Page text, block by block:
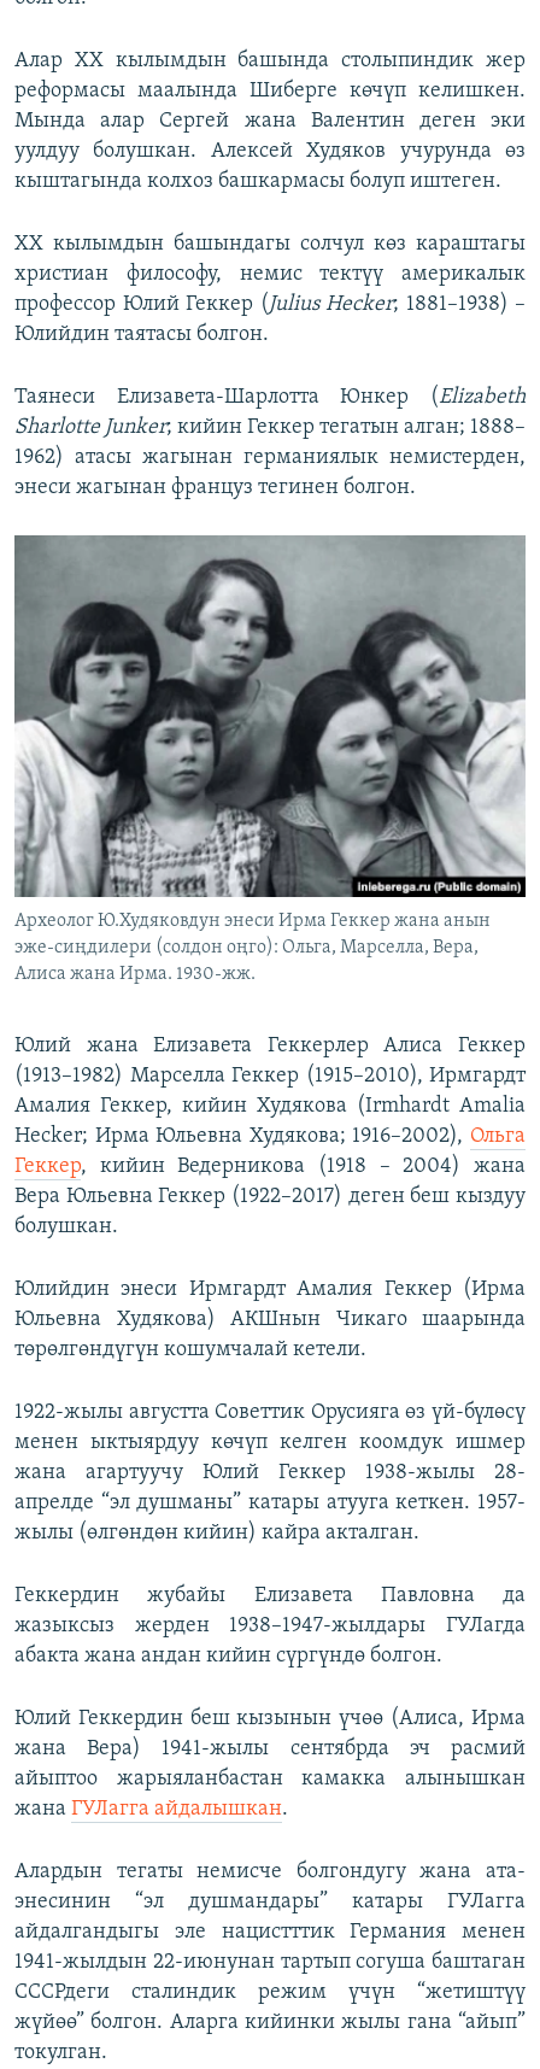
Алар XX кылымдын башында столыпиндик жер
реформасы маалында Шиберге көчүп келишкен.
Мында алар Сергей жана Валентин деген эки
уулдуу болушкан. Алексей Худяков учурунда өз
кыштагында колхоз башкармасы болуп иштеген.
XX кылымдын башындагы солчул көз караштагы
христиан философу, немис тектүү америкалык
профессор Юлий Геккер ( Julius Hecker; 1881–1938) –
Юлийдин таятасы болгон.
Таянеси Елизавета-Шарлотта Юнкер (Elizabeth
Sharlotte Junker; кийин Геккер тегатын алган; 1888–
1962) атасы жагынан германиялык немистерден,
энеси жагынан француз тегинен болгон.
Археолог Ю.Худяковдун энеси Ирма Геккер жана анын
эже-сиңдилери (солдон оңго): Ольга, Марселла, Вера,
Алиса жана Ирма. 1930-жж.
Юлий жана Елизавета Геккерлер Алиса Геккер
(1913–1982) Марселла Геккер (1915–2010), Ирмгардт
Амалия Геккер, кийин Худякова (Irmhardt Amalia
Hecker; Ирма Юльевна Худякова; 1916–2002), Ольга
Геккер, кийин Ведерникова (1918 – 2004) жана
Вера Юльевна Геккер (1922–2017) деген беш кыздуу
болушкан.
Юлийдин энеси Ирмгардт Амалия Геккер (Ирма
Юльевна Худякова) АКШнын Чикаго шаарында
төрөлгөндүгүн кошумчалай кетели.
1922-жылы августта Советтик Орусияга өз үй-бүлөсү
менен ыктыярдуу көчүп келген коомдук ишмер
жана агартуучу Юлий Геккер 1938-жылы 28-
апрелде “эл душманы” катары атууга кеткен. 1957-
жылы (өлгөндөн кийин) кайра акталган.
Геккердин жубайы Елизавета Павловна да
жазыксыз жерден 1938–1947-жылдары ГУЛагда
абакта жана андан кийин сүргүндө болгон.
Юлий Геккердин беш кызынын үчөө (Алиса, Ирма
жана Вера) 1941-жылы сентябрда эч расмий
айыптоо жарыяланбастан камакка алынышкан
жана ГУЛагга айдалышкан.
Алардын тегаты немисче болгондугу жана ата-
энесинин “эл душмандары” катары ГУЛагга
айдалгандыгы эле нацистттик Германия менен
1941-жылдын 22-июнунан тартып согуша баштаган
СССРдеги сталиндик режим үчүн “жетиштүү
жүйөө” болгон. Аларга кийинки жылы гана “айып”
токулган.